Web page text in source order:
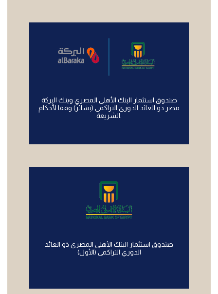
صندوق استثمار البنك الأهلى المصري وبنك البركة
مصر ذو العائد الدورى التراكمى (بشائر) وفقا لأحكام
صندوق استثمار البنك الأهلى المصري ذو العائد
الدوري التراكمى (الأول)